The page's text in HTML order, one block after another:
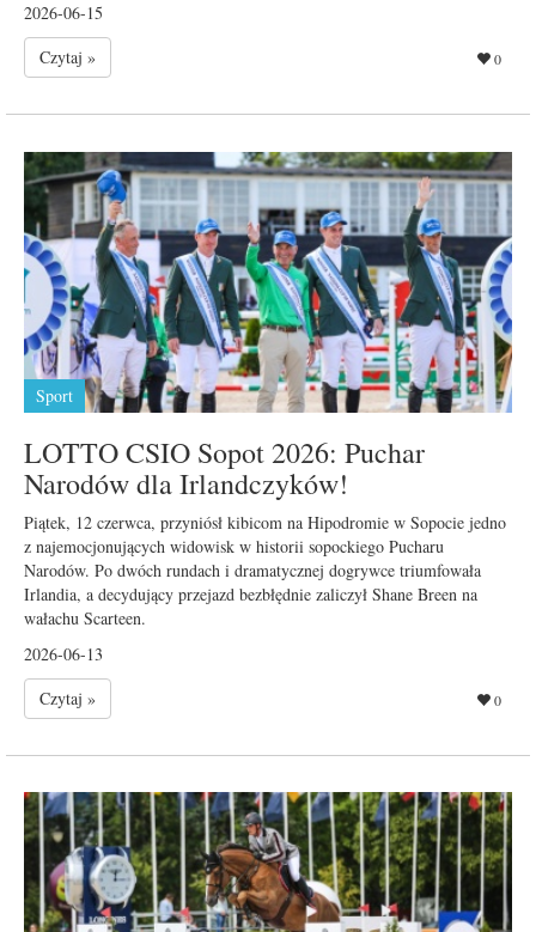
2026-06-15
Czytaj »
0
Sport
LOTTO CSIO Sopot 2026: Puchar
Narodów dla Irlandczyków!
Piątek, 12 czerwca, przyniósł kibicom na Hipodromie w Sopocie jedno
z najemocjonujących widowisk w historii sopockiego Pucharu
Narodów. Po dwóch rundach i dramatycznej dogrywce triumfowała
Irlandia, a decydujący przejazd bezbłędnie zaliczył Shane Breen na
wałachu Scarteen.
2026-06-13
Czytaj »
0